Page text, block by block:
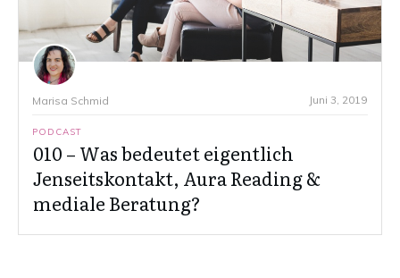
Marisa Schmid Juni 3, 2019
PODCAST
010 – Was bedeutet eigentlich
Jenseitskontakt, Aura Reading &
mediale Beratung?